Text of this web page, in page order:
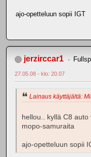
ajo-opetteluun sopii IGT
jerzirccar1
27.05.08 - klo: 20.07
Lainaus käyttäjältä:
hellou.. kyllä C8
mopo-samuraita
ajo-opetteluun sopii